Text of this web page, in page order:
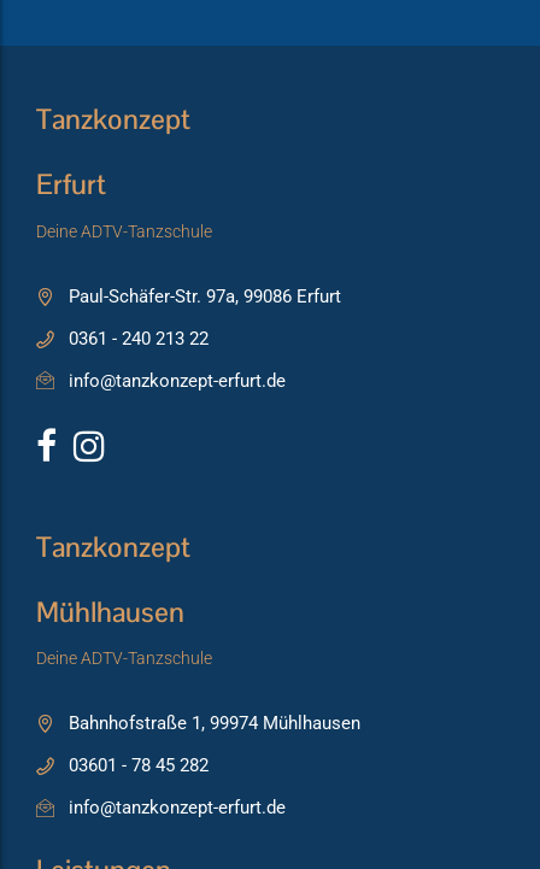
Tanzkonzept
Erfurt
Deine ADTV-Tanzschule
Paul-Schäfer-Str. 97a, 99086 Erfurt
0361 - 240 213 22
info@tanzkonzept-erfurt.de
Tanzkonzept
Mühlhausen
Deine ADTV-Tanzschule
Bahnhofstraße 1, 99974 Mühlhausen
03601 - 78 45 282
info@tanzkonzept-erfurt.de